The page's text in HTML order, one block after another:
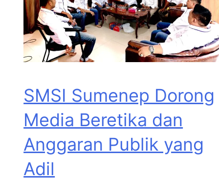
SMSI Sumenep Dorong
Media Beretika dan
Anggaran Publik yang
Adil